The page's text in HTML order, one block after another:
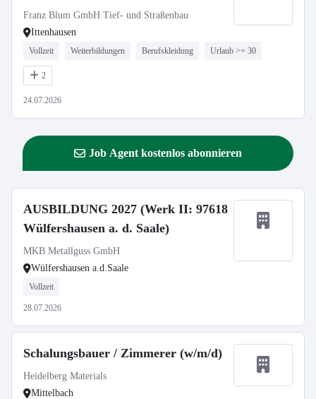
Franz Blum GmbH Tief- und Straßenbau
Ittenhausen
Vollzeit Weiterbildungen Berufskleidung Urlaub >= 30
2
24.07.2026
Job Agent kostenlos abonnieren
AUSBILDUNG 2027 (Werk II: 97618
Wülfershausen a. d. Saale)
MKB Metallguss GmbH
Wülfershausen a.d.Saale
Vollzeit
28.07.2026
Schalungsbauer / Zimmerer (w/m/d)
Heidelberg Materials
Mittelbach